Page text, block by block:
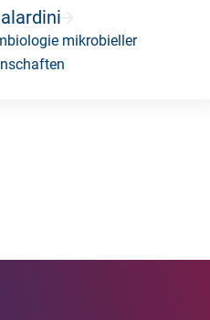
mikrobieller